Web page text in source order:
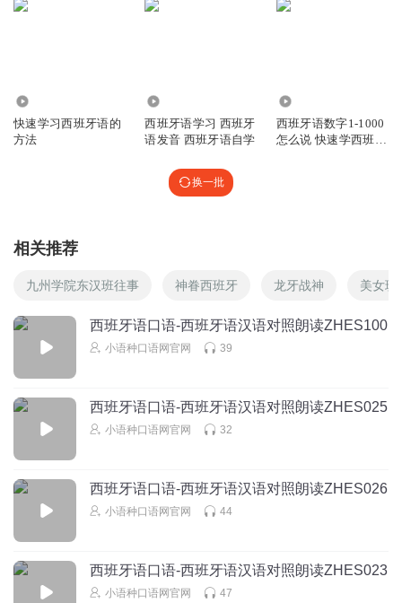
快速学习西班牙语的
方法
西班牙语学习 西班牙
语发音 西班牙语自学
西班牙语数字1-1000
怎么说 快速学西班牙
换一批
相关推荐
九州学院东汉班往事 神眷西班牙 龙牙战神 美女班
西班牙语口语-西班牙语汉语对照朗读ZHES100
小语种口语网官网 39
西班牙语口语-西班牙语汉语对照朗读ZHES025
小语种口语网官网 32
西班牙语口语-西班牙语汉语对照朗读ZHES026
小语种口语网官网 44
西班牙语口语-西班牙语汉语对照朗读ZHES023
小语种口语网官网 47